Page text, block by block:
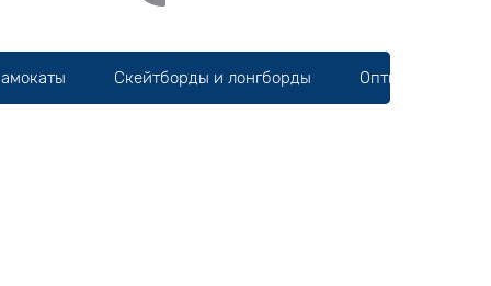
Скейтборды и лонгборды Оптика, шлемы